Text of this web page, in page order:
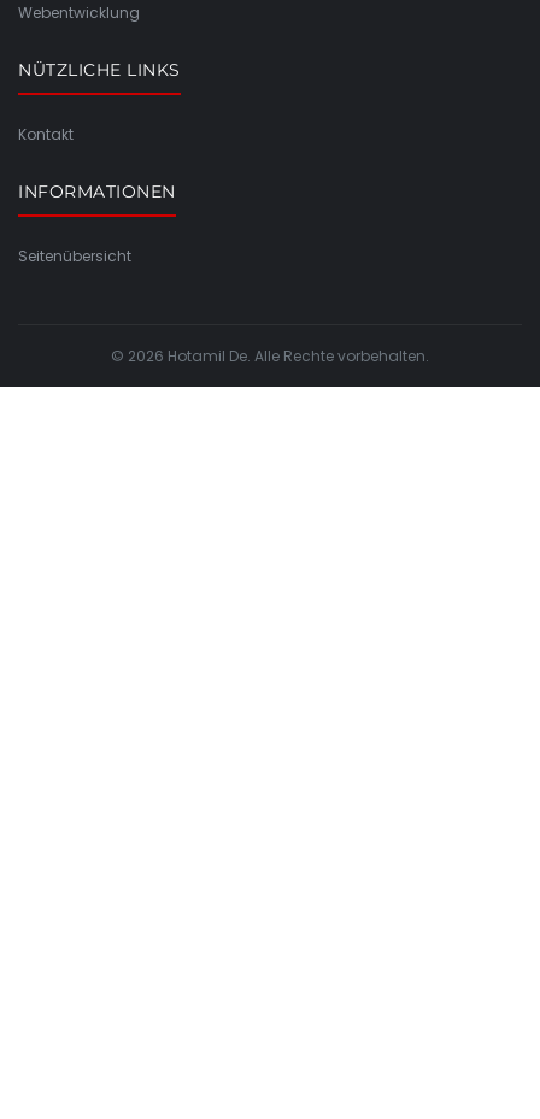
Webentwicklung
NÜTZLICHE LINKS
Kontakt
INFORMATIONEN
Seitenübersicht
© 2026 Hotamil De. Alle Rechte vorbehalten.